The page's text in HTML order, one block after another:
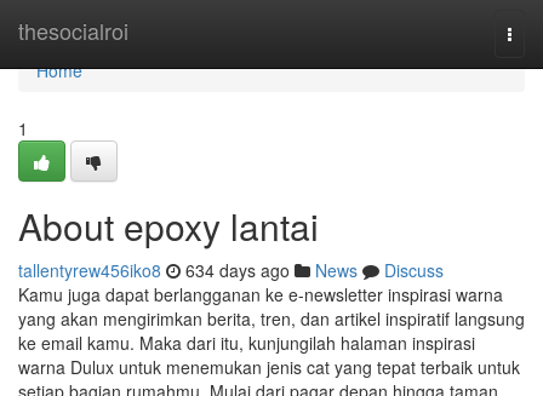
thesocialroi
Home
Home
1
About epoxy lantai
tallentyrew456iko8 634 days ago News
Discuss
Kamu juga dapat berlangganan ke e-newsletter inspirasi warna
yang akan mengirimkan berita, tren, dan artikel inspiratif langsung
ke email kamu. Maka dari itu, kunjungilah halaman inspirasi
warna Dulux untuk menemukan jenis cat yang tepat terbaik untuk
setiap bagian rumahmu. Mulai dari pagar depan hingga taman